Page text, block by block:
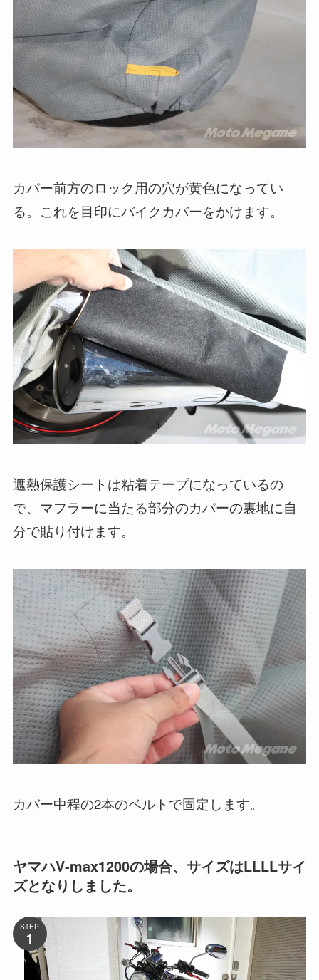
カバー前方のロック用の穴が黄色になってい
る。これを目印にバイクカバーをかけます。
遮熱保護シートは粘着テープになっているの
で、マフラーに当たる部分のカバーの裏地に自
分で貼り付けます。
カバー中程の2本のベルトで固定します。
ヤマハV-max1200の場合、サイズはLLLLサイ
ズとなりしました。
STEP